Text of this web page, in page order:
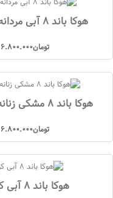
هوکا باند 8 آبی مردانه و پسرانه
تومان6.800.000
هوکا باند 8 مشکی زنانه و دخترانه
تومان6.800.000
هوکا باند 8 آبی کربنی